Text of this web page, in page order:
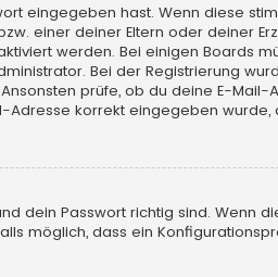
eingegeben hast. Wenn diese
einer deiner Eltern oder deiner
werden. Bei einigen Boards
Bei der Registrierung
prüfe, ob du deine E-
korrekt eingegeben
dein Passwort richtig sind. Wenn
möglich, dass ein